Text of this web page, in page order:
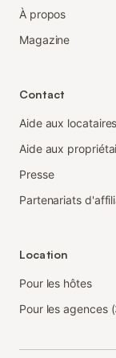
À propos
Magazine
Contact
Aide aux locataires
Aide aux
Presse
Partenariats
Location
Pour les hôtes
Pour les agences